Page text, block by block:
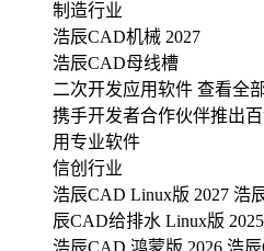
制造行业
浩辰CAD机械 2027
浩辰CAD母线槽
二次开发应用软件 查看全
携手开发者合作伙伴推出
用专业软件
信创行业
浩辰CAD Linux版 2027 浩
辰CAD给排水 Linux版 2025
浩辰CAD 鸿蒙版 2026 浩